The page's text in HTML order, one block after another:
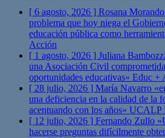
[ 6 agosto, 2026 ] Rosana
problema que hoy niega el
educación pública como
Acción
[ 1 agosto, 2026 ] Juliana
una Asociación Civil
oportunidades educativas» Educ +
[ 28 julio, 2026 ] María Navarro
una deficiencia en la calidad de la
acentuando con los años» UCALP
[ 12 julio, 2026 ] Fernando Zullo
hacerse preguntas difícilmente